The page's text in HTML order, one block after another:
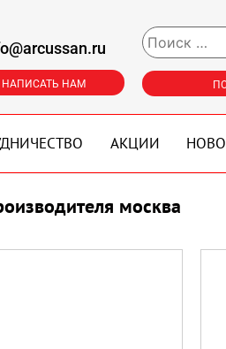
НАПИСАТЬ НАМ
АКЦИИ
москва